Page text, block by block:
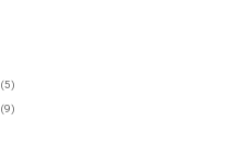
(5)
(9)